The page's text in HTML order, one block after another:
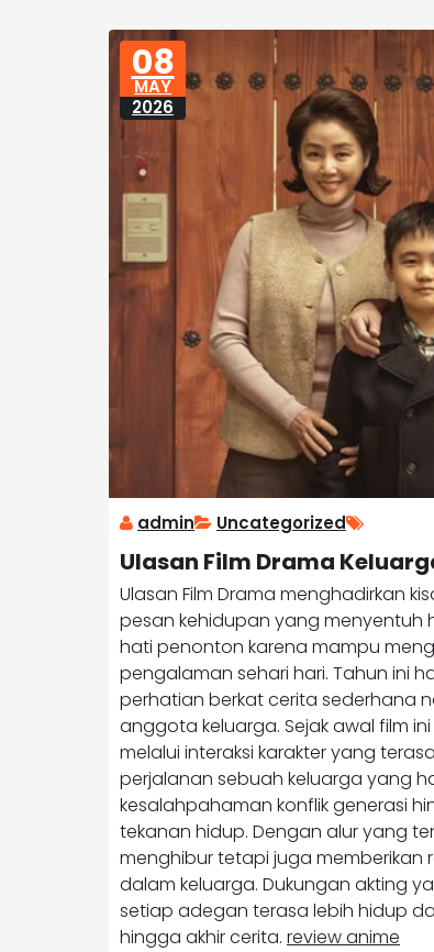
08
MAY
2026
admin Uncategorized
Ulasan Film Drama
Ulasan Film Drama menghadirkan
pesan kehidupan yang menyentuh
hati penonton karena mampu
pengalaman sehari hari. Tahun ini
perhatian berkat cerita sederhana
anggota keluarga. Sejak awal film
melalui interaksi karakter yang
perjalanan sebuah keluarga yang
kesalahpahaman konflik generasi
tekanan hidup. Dengan alur yang
menghibur tetapi juga memberikan
dalam keluarga. Dukungan akting
setiap adegan terasa lebih hidup
hingga akhir cerita. review anime